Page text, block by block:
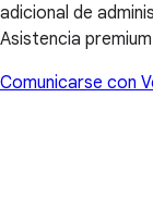
adicional de
Asistencia premium
Comunicarse con